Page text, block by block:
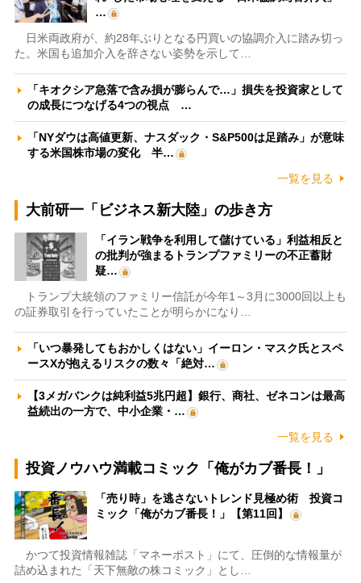
…
日米両政府が、約28年ぶりとなる円買いの協調介入に踏み切っ
た。米国も追加介入を辞さない姿勢を示して…
「キオクシア急落で含み損が膨らんで…」損失を投資家として
の成長につなげる4つの視点 …
「NYダウは高値更新、ナスダック・S&P500は足踏み」が意味
する米国株市場の変化 半…
一覧を見る
大前研一「ビジネス新大陸」の歩き方
「イラン戦争を利用して儲けている」利益相反と
の批判が強まるトランプファミリーの不正蓄財
疑…
トランプ大統領のファミリー信託が今年1～3月に3000回以上も
の証券取引を行っていたことが明らかになり…
「いつ暴発してもおかしくはない」イーロン・マスク氏とスペ
ースXが抱えるリスクの数々「絶対…
【3メガバンクは純利益5兆円超】銀行、商社、ゼネコンは最高
益続出の一方で、中小企業・…
一覧を見る
投資ノウハウ満載コミック「俺がカブ番長！」
「売り時」を逃さないトレンド見極め術 投資コ
ミック「俺がカブ番長！」【第11回】
かつて投資情報雑誌「マネーポスト」にて、圧倒的な情報量が
詰め込まれた「天下無敵の株コミック」とし…